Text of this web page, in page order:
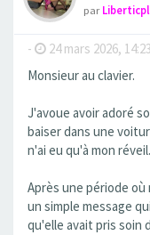
par
- 24 mars 2026, 14:23
Monsieur au clavier.
J'avoue avoir adoré
baiser dans une
n'ai eu qu'à mon réveil.
Après une période où
un simple message
qu'elle avait pris soin